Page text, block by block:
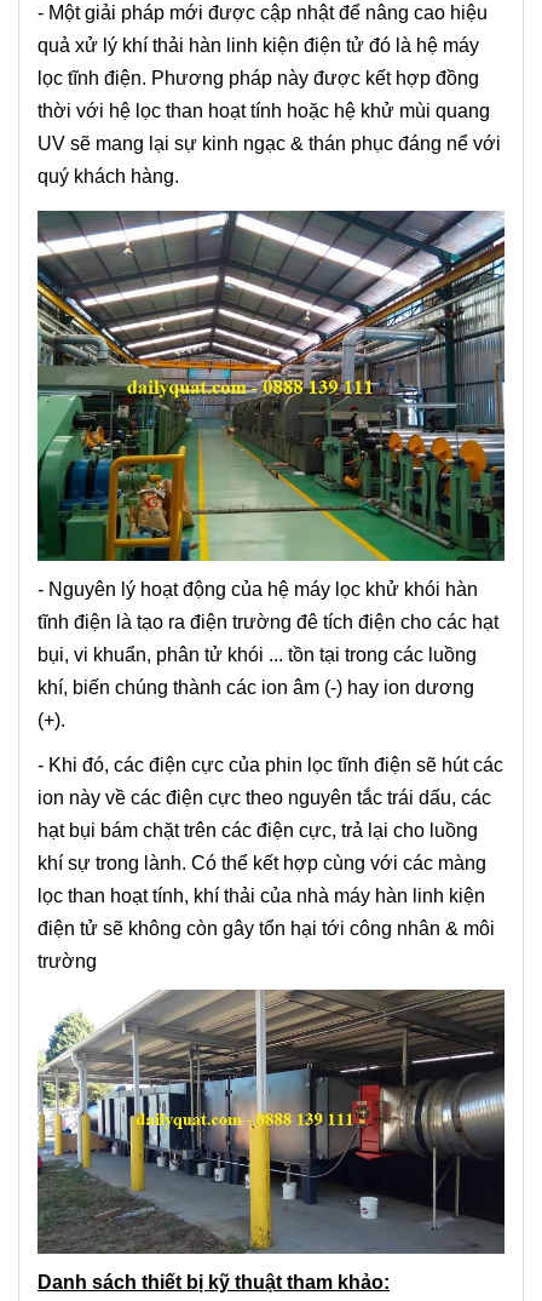
- Một giải pháp mới được cập nhật để nâng cao hiệu
quả xử lý khí thải hàn linh kiện điện tử đó là hệ máy
lọc tĩnh điện. Phương pháp này được kết hợp đồng
thời với hệ lọc than hoạt tính hoặc hệ khử mùi quang
UV sẽ mang lại sự kinh ngạc & thán phục đáng nể với
quý khách hàng.
- Nguyên lý hoạt động của hệ máy lọc khử khói hàn
tĩnh điện là tạo ra điện trường đê tích điện cho các hạt
bụi, vi khuẩn, phân tử khói ... tồn tại trong các luồng
khí, biến chúng thành các ion âm (-) hay ion dương
(+).
- Khi đó, các điện cực của phin lọc tĩnh điện sẽ hút các
ion này về các điện cực theo nguyên tắc trái dấu, các
hạt bụi bám chặt trên các điện cực, trả lại cho luồng
khí sự trong lành. Có thể kết hợp cùng với các màng
lọc than hoạt tính, khí thải của nhà máy hàn linh kiện
điện tử sẽ không còn gây tổn hại tới công nhân & môi
trường
Danh sách thiết bị kỹ thuật tham khảo: